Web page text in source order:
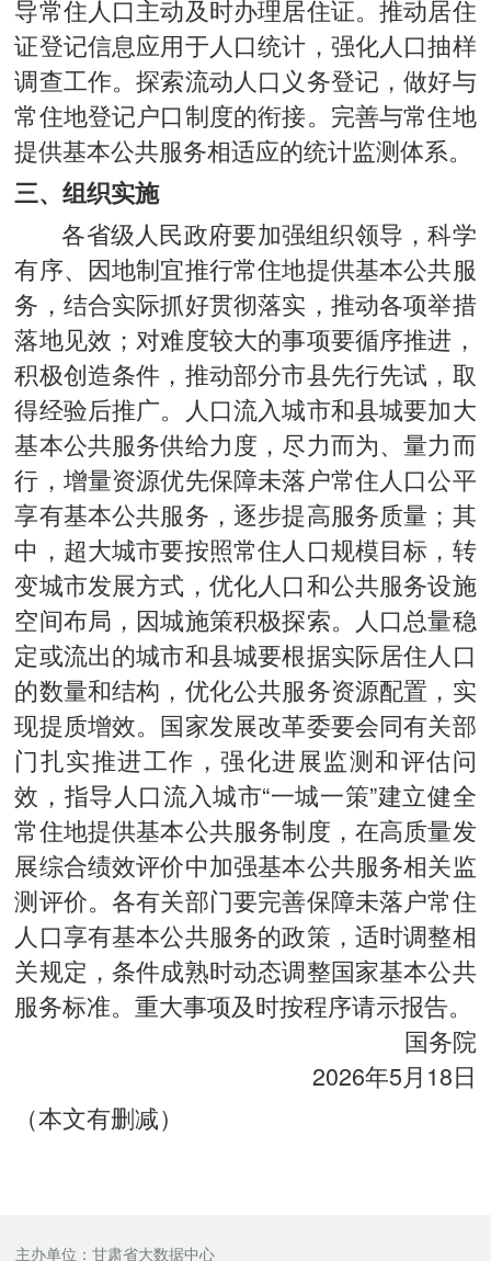
导常住人口主动及时办理居住证。推动居住
证登记信息应用于人口统计，强化人口抽样
调查工作。探索流动人口义务登记，做好与
常住地登记户口制度的衔接。完善与常住地
提供基本公共服务相适应的统计监测体系。
三、组织实施
各省级人民政府要加强组织领导，科学
有序、因地制宜推行常住地提供基本公共服
务，结合实际抓好贯彻落实，推动各项举措
落地见效；对难度较大的事项要循序推进，
积极创造条件，推动部分市县先行先试，取
得经验后推广。人口流入城市和县城要加大
基本公共服务供给力度，尽力而为、量力而
行，增量资源优先保障未落户常住人口公平
享有基本公共服务，逐步提高服务质量；其
中，超大城市要按照常住人口规模目标，转
变城市发展方式，优化人口和公共服务设施
空间布局，因城施策积极探索。人口总量稳
定或流出的城市和县城要根据实际居住人口
的数量和结构，优化公共服务资源配置，实
现提质增效。国家发展改革委要会同有关部
门扎实推进工作，强化进展监测和评估问
效，指导人口流入城市“一城一策”建立健全
常住地提供基本公共服务制度，在高质量发
展综合绩效评价中加强基本公共服务相关监
测评价。各有关部门要完善保障未落户常住
人口享有基本公共服务的政策，适时调整相
关规定，条件成熟时动态调整国家基本公共
服务标准。重大事项及时按程序请示报告。
国务院
2026年5月18日
（本文有删减）
主办单位：甘肃省大数据中心